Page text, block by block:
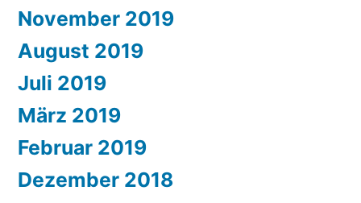
November 2019
August 2019
Juli 2019
März 2019
Februar 2019
Dezember 2018